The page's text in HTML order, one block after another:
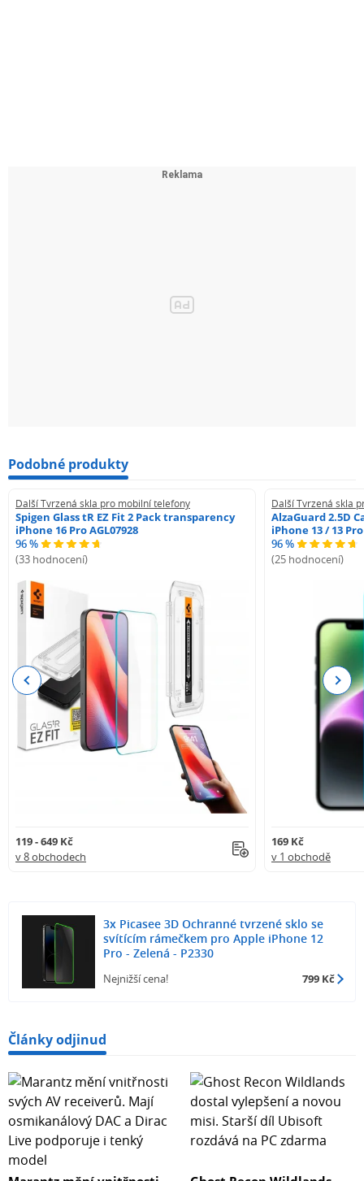
Podobné produkty
Další Tvrzená skla pro mobilní telefony
Spigen Glass tR EZ Fit 2 Pack transparency
iPhone 16 Pro AGL07928
96 %
(33 hodnocení)
119 - 649 Kč
v 8 obchodech
Další Tvrzená skla
AlzaGuard 2.5D
iPhone 13 / 13 Pro
96 %
(25 hodnocení)
169 Kč
v 1 obchodě
Previous Next
3x Picasee 3D Ochranné tvrzené sklo se
svítícím rámečkem pro Apple iPhone 12
Pro - Zelená - P2330
Nejnižší cena! 799 Kč
Články odjinud